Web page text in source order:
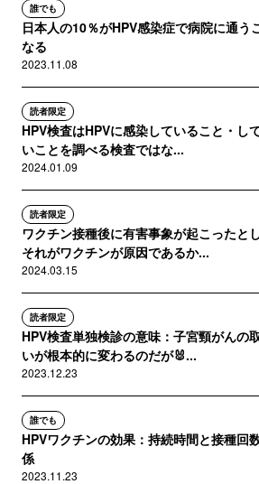
誰でも
日本人の10％がHPV感染症で病院に通う
なる
2023.11.08
読者限定
HPV検査はHPVに感染していること・し
いことを調べる検査ではな...
2024.01.09
読者限定
ワクチン接種後に有害事象が起こったとし
それがワクチンが原因であるか...
2024.03.15
読者限定
HPV検査単独検診の意味：子宮頸がんの
いが根本的に変わるのだが🐰...
2023.12.23
誰でも
HPVワクチンの効果：持続時間と接種回
係
2023.11.23